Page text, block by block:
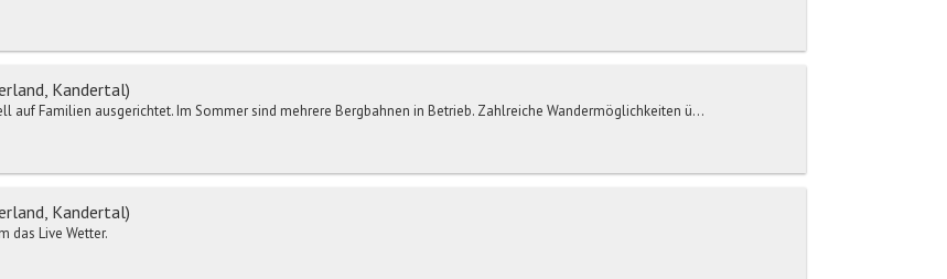
Kandertal)
auf Familien ausgerichtet. Im Sommer sind mehrere Bergbahnen in Betrieb. Zahlreiche Wandermöglichkeiten ü...
Kandertal)
das Live Wetter.